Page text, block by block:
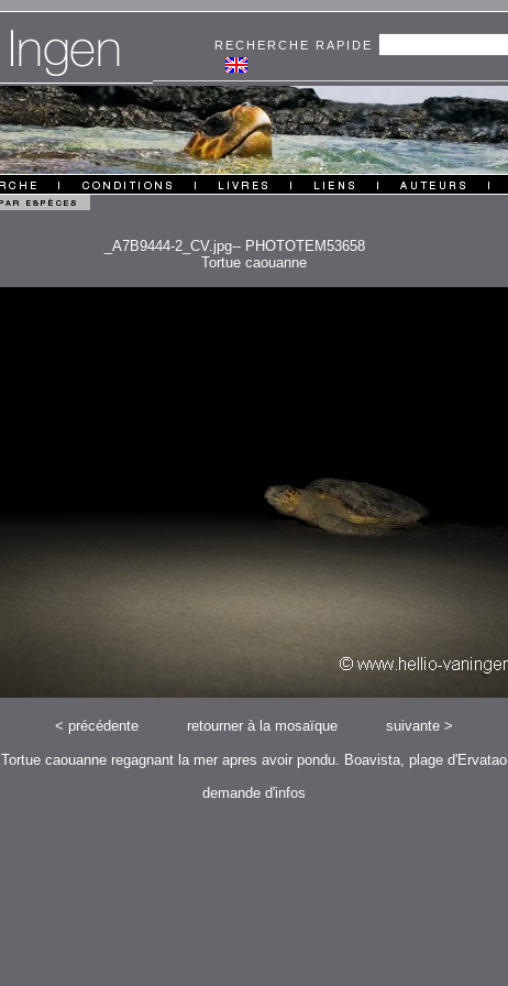
RECHERCHE RAPIDE
_A7B9444-2_CV.jpg-- PHOTOTEM53658
Tortue caouanne
< précédente retourner à la mosaïque suivante>
Tortue caouanne regagnant la mer apres avoir pondu. Boavista, plage d'Ervatao
demande d'infos